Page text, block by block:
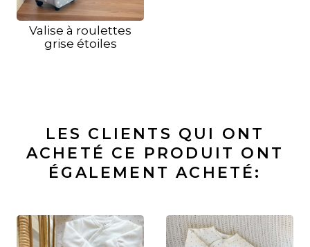
Valise à roulettes
grise étoiles
LES CLIENTS QUI ONT
ACHETÉ CE PRODUIT ONT
ÉGALEMENT ACHETÉ: